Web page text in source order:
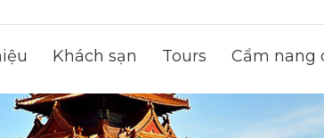
Khách sạn Tours Cẩm nang